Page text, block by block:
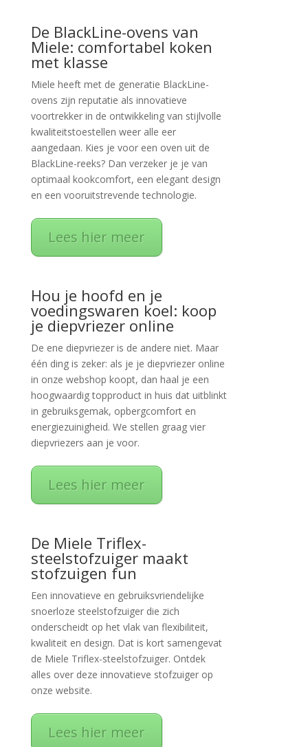
De BlackLine-ovens van
Miele: comfortabel koken
met klasse
Miele heeft met de generatie BlackLine-
ovens zijn reputatie als innovatieve
voortrekker in de ontwikkeling van stijlvolle
kwaliteitstoestellen weer alle eer
aangedaan. Kies je voor een oven uit de
BlackLine-reeks? Dan verzeker je je van
optimaal kookcomfort, een elegant design
en een vooruitstrevende technologie.
Lees hier meer
Hou je hoofd en je
voedingswaren koel: koop
je diepvriezer online
De ene diepvriezer is de andere niet. Maar
één ding is zeker: als je je diepvriezer online
in onze webshop koopt, dan haal je een
hoogwaardig topproduct in huis dat uitblinkt
in gebruiksgemak, opbergcomfort en
energiezuinigheid. We stellen graag vier
diepvriezers aan je voor.
Lees hier meer
De Miele Triflex-
steelstofzuiger maakt
stofzuigen fun
Een innovatieve en gebruiksvriendelijke
snoerloze steelstofzuiger die zich
onderscheidt op het vlak van flexibiliteit,
kwaliteit en design. Dat is kort samengevat
de Miele Triflex-steelstofzuiger. Ontdek
alles over deze innovatieve stofzuiger op
onze website.
Lees hier meer